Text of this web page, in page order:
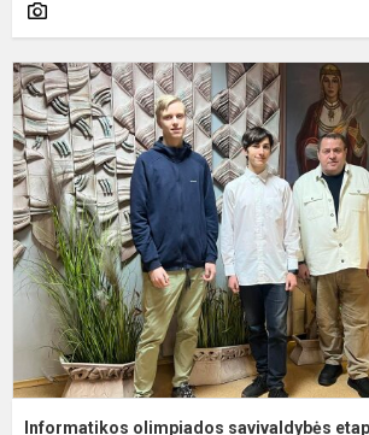
Informatikos olimpiados savivaldybės